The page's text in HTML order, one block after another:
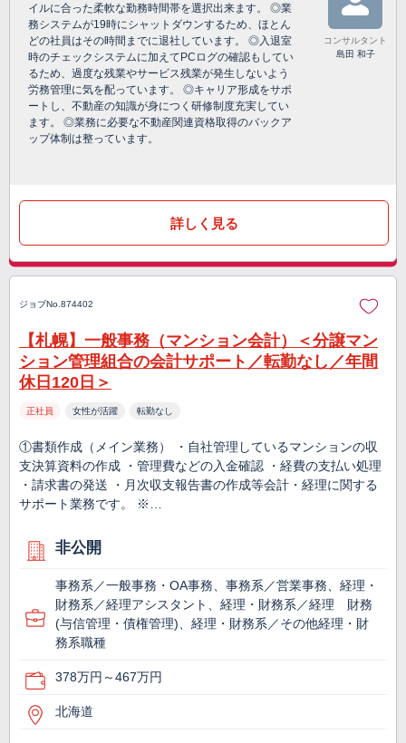
イルに合った柔軟な勤務時間帯を選択出来ます。 ◎業
務システムが19時にシャットダウンするため、ほとん
どの社員はその時間までに退社しています。 ◎入退室
時のチェックシステムに加えてPCログの確認もしてい
るため、過度な残業やサービス残業が発生しないよう
労務管理に気を配っています。 ◎キャリア形成をサポ
ートし、不動産の知識が身につく研修制度充実してい
ます。 ◎業務に必要な不動産関連資格取得のバックア
ップ体制は整っています。
コンサルタント
島田 和子
詳しく見る
ジョブNo.874402
【札幌】一般事務（マンション会計）＜分譲マン
ション管理組合の会計サポート／転勤なし／年間
休日120日＞
正社員 女性が活躍 転勤なし
①書類作成（メイン業務） ・自社管理しているマンションの収
支決算資料の作成 ・管理費などの入金確認 ・経費の支払い処理
・請求書の発送 ・月次収支報告書の作成等会計・経理に関する
サポート業務です。 ※…
非公開
事務系／一般事務・OA事務、事務系／営業事務、経理・
財務系／経理アシスタント、経理・財務系／経理 財務
(与信管理・債権管理)、経理・財務系／その他経理・財
務系職種
378万円～467万円
北海道